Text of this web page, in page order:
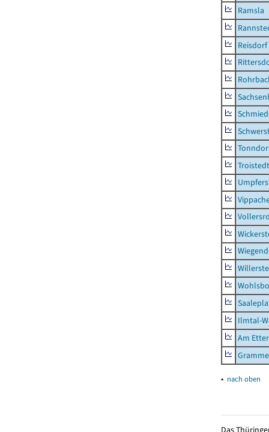
Ramsla
Reisdorf
Troistedt
Ilmtal-
Am
▴ nach oben